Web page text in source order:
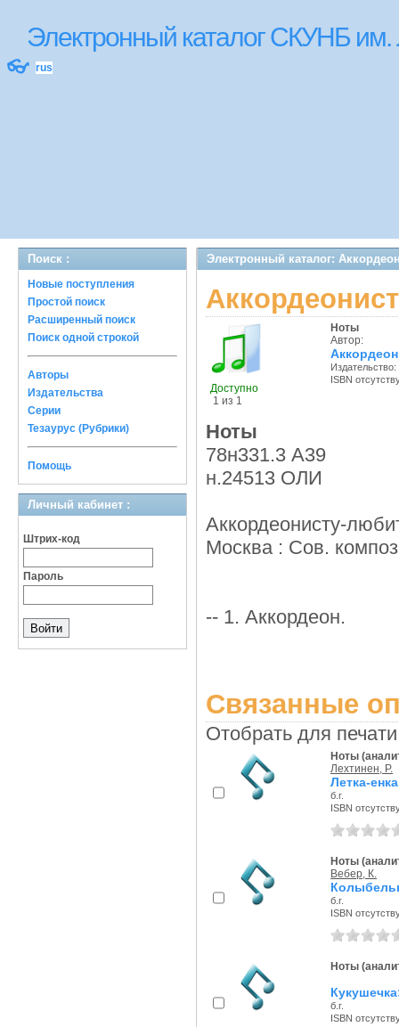
Электронный каталог СКУНБ
👓 rus
Поиск :
Новые поступления
Простой поиск
Расширенный поиск
Поиск одной строкой
Авторы
Издательства
Серии
Тезаурус (Рубрики)
Помощь
Личный кабинет :
Штрих-код
Пароль
Электронный каталог:
Доступно
1 из 1
Ноты
Автор:
Издательство:
ISBN
Ноты
78н331.3 А39
н.24513 ОЛИ
Аккордеонисту-
Москва : Сов.
-- 1. Аккордеон.
Связанные
Отобрать для
Ноты
Лехтинен, Р.
Летка-енка
б.г.
ISBN
Ноты
Вебер, К.
б.г.
ISBN
Ноты
б.г.
ISBN